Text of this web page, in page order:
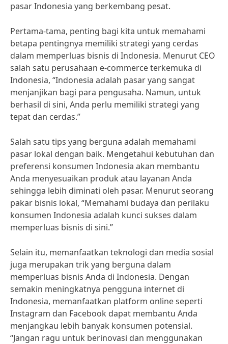
pasar Indonesia yang berkembang pesat.
Pertama-tama, penting bagi kita untuk memahami
betapa pentingnya memiliki strategi yang cerdas
dalam memperluas bisnis di Indonesia. Menurut CEO
salah satu perusahaan e-commerce terkemuka di
Indonesia, “Indonesia adalah pasar yang sangat
menjanjikan bagi para pengusaha. Namun, untuk
berhasil di sini, Anda perlu memiliki strategi yang
tepat dan cerdas.”
Salah satu tips yang berguna adalah memahami
pasar lokal dengan baik. Mengetahui kebutuhan dan
preferensi konsumen Indonesia akan membantu
Anda menyesuaikan produk atau layanan Anda
sehingga lebih diminati oleh pasar. Menurut seorang
pakar bisnis lokal, “Memahami budaya dan perilaku
konsumen Indonesia adalah kunci sukses dalam
memperluas bisnis di sini.”
Selain itu, memanfaatkan teknologi dan media sosial
juga merupakan trik yang berguna dalam
memperluas bisnis Anda di Indonesia. Dengan
semakin meningkatnya pengguna internet di
Indonesia, memanfaatkan platform online seperti
Instagram dan Facebook dapat membantu Anda
menjangkau lebih banyak konsumen potensial.
“Jangan ragu untuk berinovasi dan menggunakan